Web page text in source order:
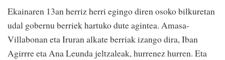
Ekainaren 13an herriz herri egingo diren osoko bilkuretan
udal gobernu berriek hartuko dute agintea. Amasa-
Villabonan eta Iruran alkate berriak izango dira, Iban
Agirrre eta Ana Leunda jeltzaleak, hurrenez hurren. Eta